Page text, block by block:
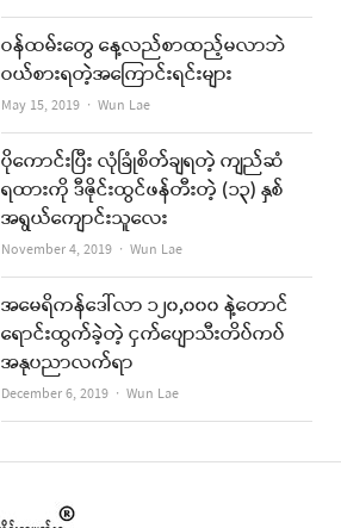
ဝန်ထမ်းတွေ နေ့လည်စာထည့်မလာဘဲ
ဝယ်စားရတဲ့အကြောင်းရင်းများ
May 15, 2019 Author
Wun Lae
ပိုကောင်းပြီး လုံခြုံစိတ်ချရတဲ့ ကျည်ဆံ
ရထားကို ဒီဇိုင်းထွင်ဖန်တီးတဲ့ (၁၃) နှစ်
အရွယ်ကျောင်းသူလေး
November 4, 2019 Author
Wun Lae
အမေရိကန်ဒေါ်လာ ၁၂၀,၀၀၀ နဲ့တောင်
ရောင်းထွက်ခဲ့တဲ့ ငှက်ပျောသီးတိပ်ကပ်
အနုပညာလက်ရာ
December 6, 2019 Author
Wun Lae